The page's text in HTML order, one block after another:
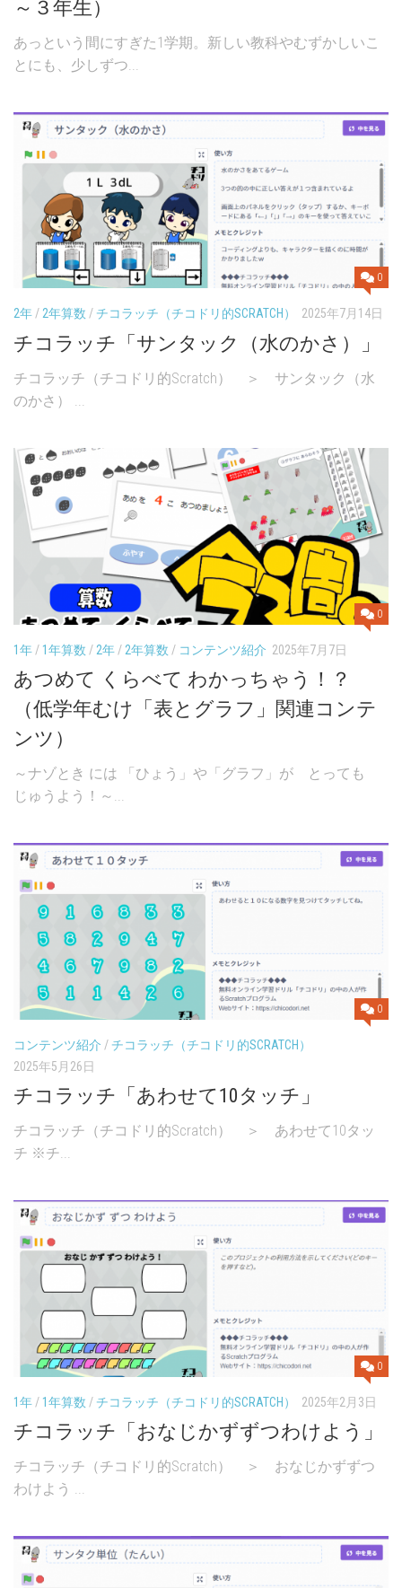
～３年生）
あっという間にすぎた1学期。新しい教科やむずかしいこ
とにも、少しずつ...
0
2年/2年算数 /チコラッチ（チコドリ的SCRATCH） 2025年7月14日
チコラッチ「サンタック（水のかさ）」
チコラッチ（チコドリ的Scratch） ＞ サンタック（水
のかさ） ...
0
1年 / 1年算数 / 2年 / 2年算数 / コンテンツ紹介 2025年7月7日
あつめて くらべて わかっちゃう！？
（低学年むけ「表とグラフ」関連コンテ
ンツ）
～ナゾとき には 「ひょう」や「グラフ」が とっても
じゅうよう！～...
0
コンテンツ紹介 /チコラッチ（チコドリ的SCRATCH）
2025年5月26日
チコラッチ「あわせて10タッチ」
チコラッチ（チコドリ的Scratch） ＞ あわせて10タッ
チ ※チ...
0
1年 / 1年算数 /チコラッチ（チコドリ的SCRATCH） 2025年2月3日
チコラッチ「おなじかずずつわけよう」
チコラッチ（チコドリ的Scratch） ＞ おなじかずずつ
わけよう ...